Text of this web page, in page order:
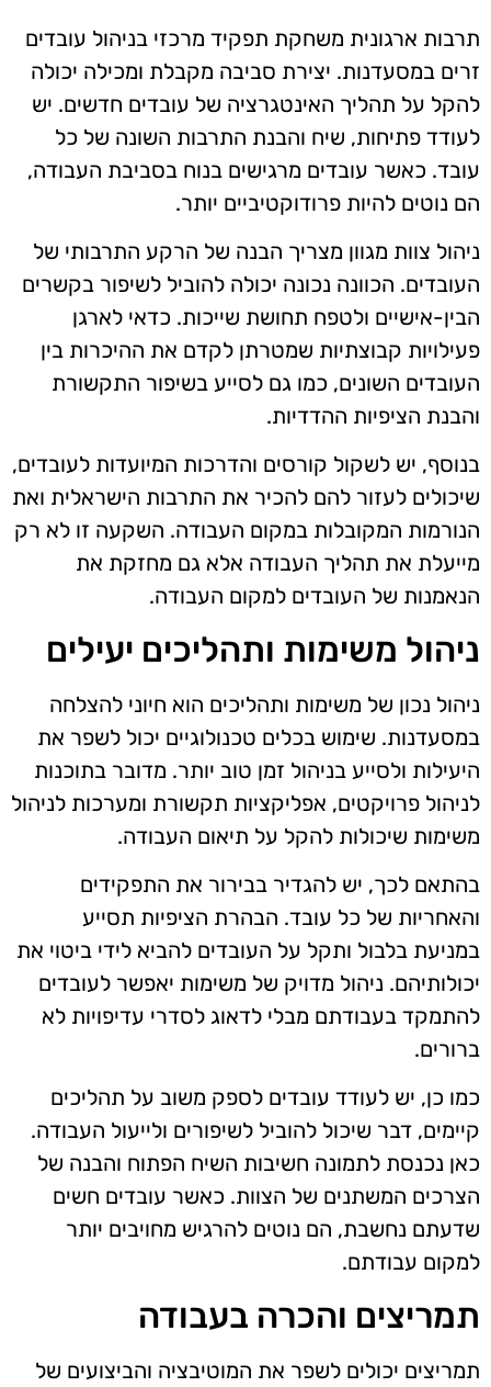
תרבות ארגונית משחקת תפקיד מרכזי בניהול עובדים
זרים במסעדנות. יצירת סביבה מקבלת ומכילה יכולה
להקל על תהליך האינטגרציה של עובדים חדשים. יש
לעודד פתיחות, שיח והבנת התרבות השונה של כל
עובד. כאשר עובדים מרגישים בנוח בסביבת העבודה,
הם נוטים להיות פרודוקטיביים יותר.
ניהול צוות מגוון מצריך הבנה של הרקע התרבותי של
העובדים. הכוונה נכונה יכולה להוביל לשיפור בקשרים
הבין-אישיים ולטפח תחושת שייכות. כדאי לארגן
פעילויות קבוצתיות שמטרתן לקדם את ההיכרות בין
העובדים השונים, כמו גם לסייע בשיפור התקשורת
והבנת הציפיות ההדדיות.
בנוסף, יש לשקול קורסים והדרכות המיועדות לעובדים,
שיכולים לעזור להם להכיר את התרבות הישראלית ואת
הנורמות המקובלות במקום העבודה. השקעה זו לא רק
מייעלת את תהליך העבודה אלא גם מחזקת את
הנאמנות של העובדים למקום העבודה.
ניהול משימות ותהליכים יעילים
ניהול נכון של משימות ותהליכים הוא חיוני להצלחה
במסעדנות. שימוש בכלים טכנולוגיים יכול לשפר את
היעילות ולסייע בניהול זמן טוב יותר. מדובר בתוכנות
לניהול פרויקטים, אפליקציות תקשורת ומערכות לניהול
משימות שיכולות להקל על תיאום העבודה.
בהתאם לכך, יש להגדיר בבירור את התפקידים
והאחריות של כל עובד. הבהרת הציפיות תסייע
במניעת בלבול ותקל על העובדים להביא לידי ביטוי את
יכולותיהם. ניהול מדויק של משימות יאפשר לעובדים
להתמקד בעבודתם מבלי לדאוג לסדרי עדיפויות לא
ברורים.
כמו כן, יש לעודד עובדים לספק משוב על תהליכים
קיימים, דבר שיכול להוביל לשיפורים ולייעול העבודה.
כאן נכנסת לתמונה חשיבות השיח הפתוח והבנה של
הצרכים המשתנים של הצוות. כאשר עובדים חשים
שדעתם נחשבת, הם נוטים להרגיש מחויבים יותר
למקום עבודתם.
תמריצים והכרה בעבודה
תמריצים יכולים לשפר את המוטיבציה והביצועים של